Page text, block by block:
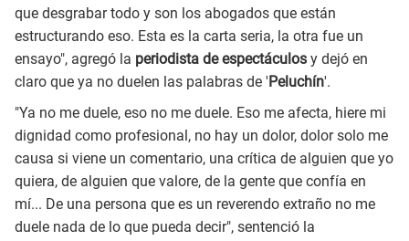
que desgrabar todo y son los abogados que están
estructurando eso. Esta es la carta seria, la otra fue un
ensayo", agregó la periodista de espectáculos y dejó en
claro que ya no duelen las palabras de 'Peluchín'.
"Ya no me duele, eso no me duele. Eso me afecta, hiere mi
dignidad como profesional, no hay un dolor, dolor solo me
causa si viene un comentario, una crítica de alguien que yo
quiera, de alguien que valore, de la gente que confía en
mí... De una persona que es un reverendo extraño no me
duele nada de lo que pueda decir", sentenció la